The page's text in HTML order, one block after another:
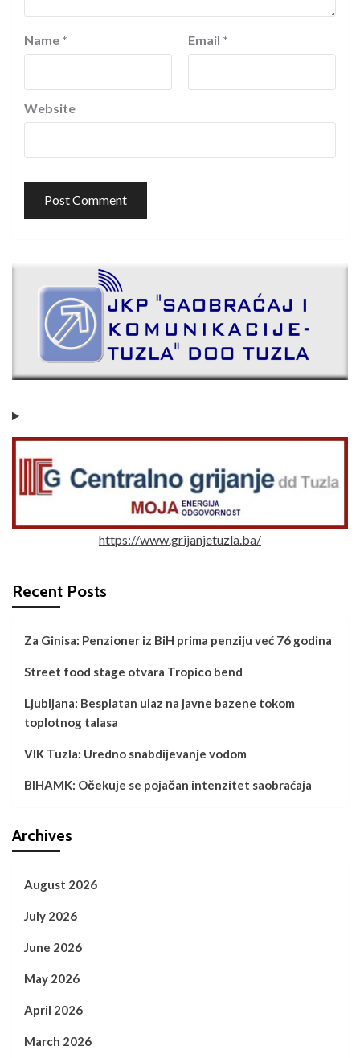
Name * Email *
Website
https://www.grijanjetuzla.ba/
Recent Posts
Za Ginisa: Penzioner iz BiH prima penziju već 76 godina
Street food stage otvara Tropico bend
Ljubljana: Besplatan ulaz na javne bazene tokom
toplotnog talasa
VIK Tuzla: Uredno snabdijevanje vodom
BIHAMK: Očekuje se pojačan intenzitet saobraćaja
Archives
August 2026
July 2026
June 2026
May 2026
April 2026
March 2026